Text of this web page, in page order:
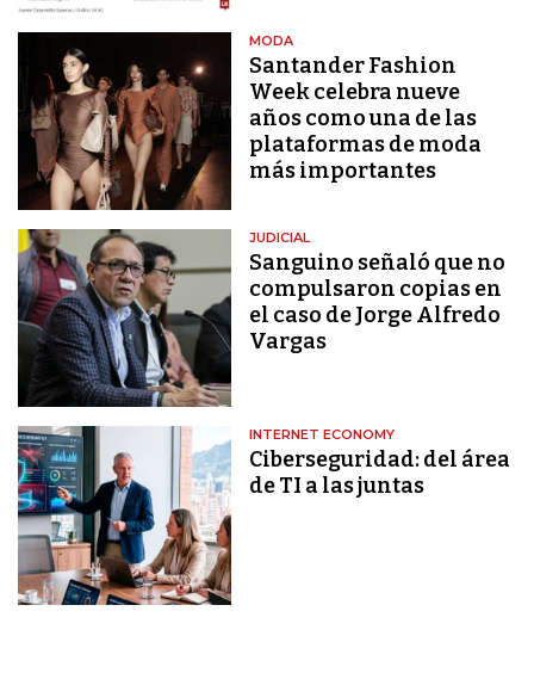
MODA
Santander Fashion
Week celebra nueve
años como una de las
plataformas de moda
más importantes
JUDICIAL
Sanguino señaló que no
compulsaron copias en
el caso de Jorge Alfredo
Vargas
INTERNET ECONOMY
Ciberseguridad: del área
de TI a las juntas